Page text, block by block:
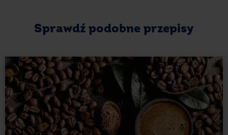
deser...
Jak podać kawę z rozpuszczoną
czekoladą? Sprawdzone pomysły na
efektywne serwowanie kawy ice
mokka
Kawa Ice Mokka najlepiej prezentuje się w wysokiej
szklance. Sięgnij po szklankę z grubego szkła, która
Sprawdź podobne przepisy